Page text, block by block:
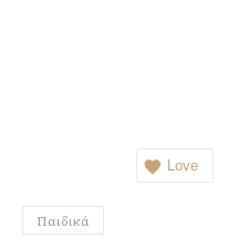
Love
Παιδικά